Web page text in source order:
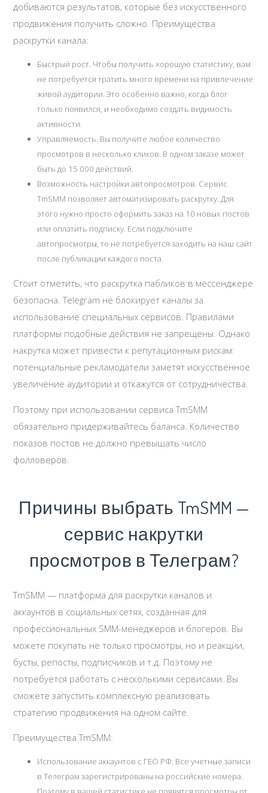
добиваются результатов, которые без искусственного
продвижения получить сложно. Преимущества
раскрутки канала:
Быстрый рост. Чтобы получить хорошую статистику, вам
не потребуется тратить много времени на привлечение
живой аудитории. Это особенно важно, когда блог
только появился, и необходимо создать видимость
активности.
Управляемость. Вы получите любое количество
просмотров в несколько кликов. В одном заказе может
быть до 15 000 действий.
Возможность настройки автопросмотров. Сервис
TmSMM позволяет автоматизировать раскрутку. Для
этого нужно просто оформить заказ на 10 новых постов
или оплатить подписку. Если подключите
автопросмотры, то не потребуется заходить на наш сайт
после публикации каждого поста.
Стоит отметить, что раскрутка пабликов в мессенджере
безопасна. Telegram не блокирует каналы за
использование специальных сервисов. Правилами
платформы подобные действия не запрещены. Однако
накрутка может привести к репутационным рискам:
потенциальные рекламодатели заметят искусственное
увеличение аудитории и откажутся от сотрудничества.
Поэтому при использовании сервиса TmSMM
обязательно придерживайтесь баланса. Количество
показов постов не должно превышать число
фолловеров.
Причины выбрать TmSMM —
сервис накрутки
просмотров в Телеграм?
TmSMM — платформа для раскрутки каналов и
аккаунтов в социальных сетях, созданная для
профессиональных SMM-менеджеров и блогеров. Вы
можете покупать не только просмотры, но и реакции,
бусты, репосты, подписчиков и т.д. Поэтому не
потребуется работать с несколькими сервисами. Вы
сможете запустить комплексную реализовать
стратегию продвижения на одном сайте.
Преимущества TmSMM:
Использование аккаунтов с ГЕО РФ. Все учетные записи
в Телеграм зарегистрированы на российские номера.